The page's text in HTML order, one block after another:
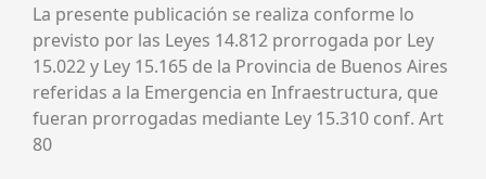
La presente publicación se realiza conforme lo
previsto por las Leyes 14.812 prorrogada por Ley
15.022 y Ley 15.165 de la Provincia de Buenos Aires
referidas a la Emergencia en Infraestructura, que
fueran prorrogadas mediante Ley 15.310 conf. Art
80